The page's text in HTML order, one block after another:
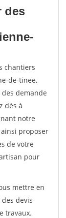
des
chantiers
de-tinee,
demande
dès à
notre
proposer
de votre
pour
mettre en
devis
travaux.